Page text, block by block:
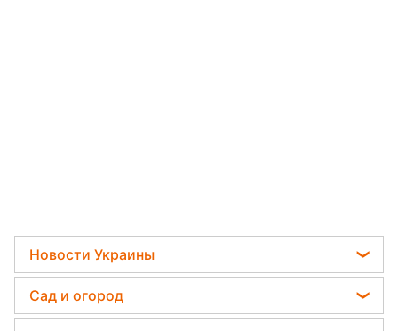
Новости Украины
Пенсии в Украине
Мобилизация
Сад и огород